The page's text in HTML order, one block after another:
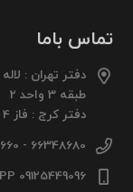
تماس باما
دفتر تهران :
طبقه 3 واحد 2
دفتر کرج : فاز 4 مهرشهر خیابان 411 شرقی پلاک 114 واحد 1
66348680 - 66348660 تماس از 8 صبح تا 6 شب
09125449096 WHATS APP